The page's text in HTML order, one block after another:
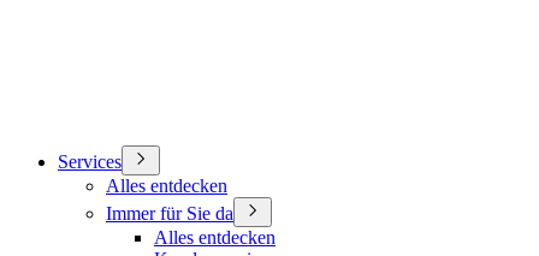
Services
Alles entdecken
Immer für Sie da
Alles entdecken